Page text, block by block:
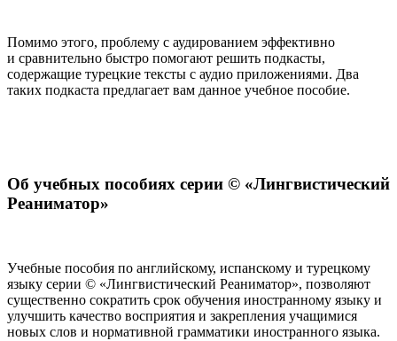
Помимо этого, проблему с аудированием эффективно
и сравнительно быстро помогают решить подкасты,
содержащие турецкие тексты с аудио приложениями. Два
таких подкаста предлагает вам данное учебное пособие.
Об учебных пособиях серии © «Лингвистический
Реаниматор»
Учебные пособия по английскому, испанскому и турецкому
языку серии © «Лингвистический Реаниматор», позволяют
существенно сократить срок обучения иностранному языку и
улучшить качество восприятия и закрепления учащимися
новых слов и нормативной грамматики иностранного языка.